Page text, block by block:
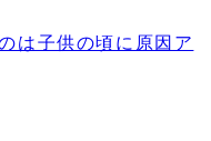
は子供の頃に原因ア